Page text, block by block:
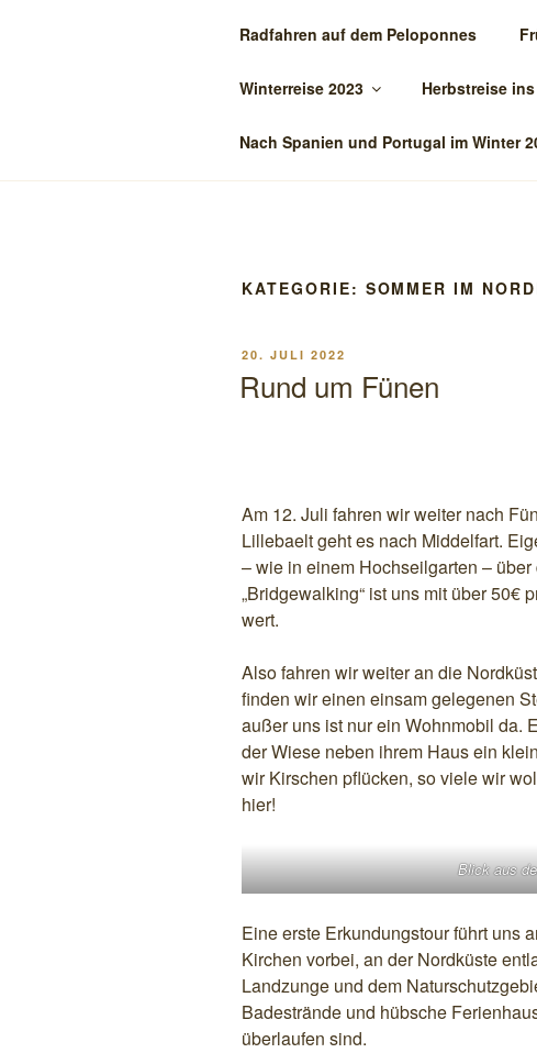
BIENE-ON-
Radfahren auf dem Peloponnes
Winterreise 2023 Herbstreise
Nach Spanien und Portugal im Winter
KATEGORIE: SOMMER IM
VERÖFFENTLICHT
20. JULI 2022
Rund um Fünen
Am 12. Juli fahren wir weiter nach
Lillebaelt geht es nach Middelfart.
– wie in einem Hochseilgarten –
„Bridgewalking“ ist uns mit über 50€
wert.
Also fahren wir weiter an die
finden wir einen einsam gelegenen
außer uns ist nur ein Wohnmobil da.
der Wiese neben ihrem Haus ein
wir Kirschen pflücken, so viele wir
hier!
Blick aus
Eine erste Erkundungstour führt uns
Kirchen vorbei, an der Nordküste
Landzunge und dem
Badestrände und hübsche
überlaufen sind.